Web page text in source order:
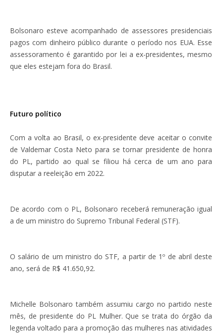
Bolsonaro esteve acompanhado de assessores presidenciais
pagos com dinheiro público durante o período nos EUA. Esse
assessoramento é garantido por lei a ex-presidentes, mesmo
que eles estejam fora do Brasil.
Futuro político
Com a volta ao Brasil, o ex-presidente deve aceitar o convite
de Valdemar Costa Neto para se tornar presidente de honra
do PL, partido ao qual se filiou há cerca de um ano para
disputar a reeleição em 2022.
De acordo com o PL, Bolsonaro receberá remuneração igual
a de um ministro do Supremo Tribunal Federal (STF).
O salário de um ministro do STF, a partir de 1º de abril deste
ano, será de R$ 41.650,92.
Michelle Bolsonaro também assumiu cargo no partido neste
mês, de presidente do PL Mulher. Que se trata do órgão da
legenda voltado para a promoção das mulheres nas atividades